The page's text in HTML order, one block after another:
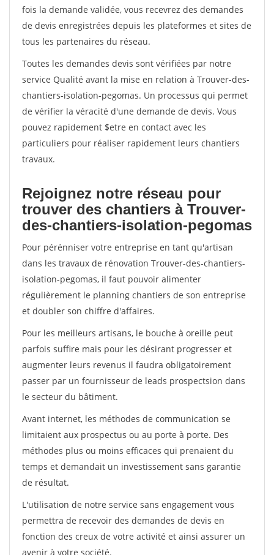
fois la demande validée, vous recevrez des demandes
de devis enregistrées depuis les plateformes et sites de
tous les partenaires du réseau.
Toutes les demandes devis sont vérifiées par notre
service Qualité avant la mise en relation à Trouver-des-
chantiers-isolation-pegomas. Un processus qui permet
de vérifier la véracité d'une demande de devis. Vous
pouvez rapidement $etre en contact avec les
particuliers pour réaliser rapidement leurs chantiers
travaux.
Rejoignez notre réseau pour
trouver des chantiers à Trouver-
des-chantiers-isolation-pegomas
Pour pérénniser votre entreprise en tant qu'artisan
dans les travaux de rénovation Trouver-des-chantiers-
isolation-pegomas, il faut pouvoir alimenter
régulièrement le planning chantiers de son entreprise
et doubler son chiffre d'affaires.
Pour les meilleurs artisans, le bouche à oreille peut
parfois suffire mais pour les désirant progresser et
augmenter leurs revenus il faudra obligatoirement
passer par un fournisseur de leads prospectsion dans
le secteur du bâtiment.
Avant internet, les méthodes de communication se
limitaient aux prospectus ou au porte à porte. Des
méthodes plus ou moins efficaces qui prenaient du
temps et demandait un investissement sans garantie
de résultat.
L'utilisation de notre service sans engagement vous
permettra de recevoir des demandes de devis en
fonction des creux de votre activité et ainsi assurer un
avenir à votre société.